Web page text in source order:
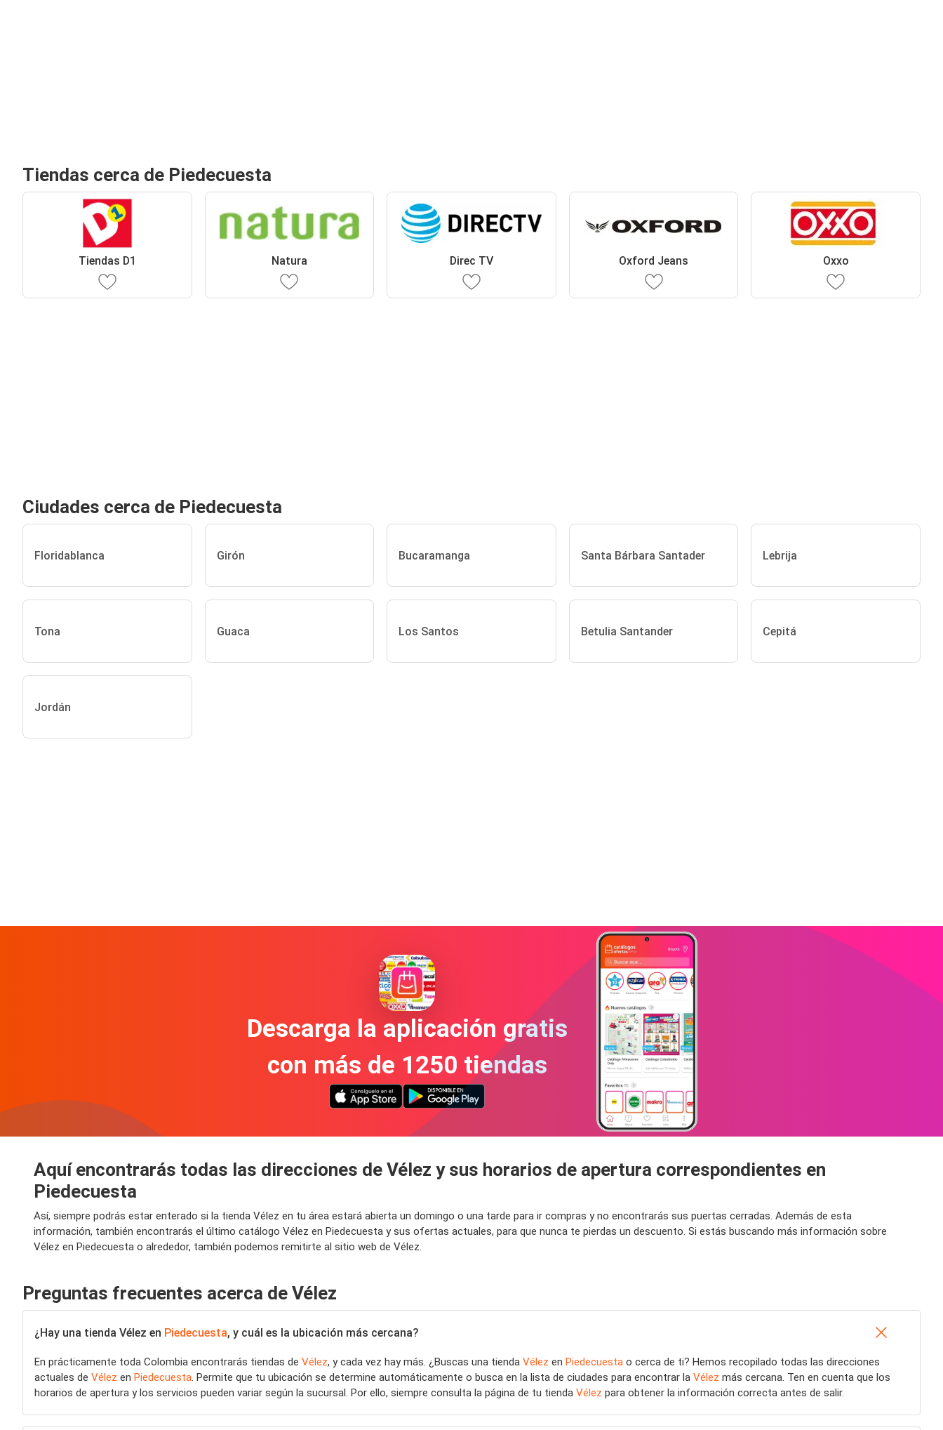
Tiendas cerca de Piedecuesta
Tiendas D1 Natura Direc TV Oxford Jeans Oxxo
Ciudades cerca de Piedecuesta
Floridablanca Girón Bucaramanga Santa Bárbara Santader Lebrija
Tona Guaca Los Santos Betulia Santander Cepitá
Jordán
Descarga la aplicación gratis
con más de 1250 tiendas
Aquí encontrarás todas las direcciones de Vélez y sus horarios de apertura correspondientes en
Piedecuesta
Así, siempre podrás estar enterado si la tienda Vélez en tu área estará abierta un domingo o una tarde para ir compras y no encontrarás sus puertas cerradas. Además de esta
información, también encontrarás el último catálogo Vélez en Piedecuesta y sus ofertas actuales, para que nunca te pierdas un descuento. Si estás buscando más información sobre
Vélez en Piedecuesta o alrededor, también podemos remitirte al sitio web de Vélez.
Preguntas frecuentes acerca de Vélez
¿Hay una tienda Vélez en Piedecuesta, y cuál es la ubicación más cercana?
En prácticamente toda Colombia encontrarás tiendas de Vélez, y cada vez hay más. ¿Buscas una tienda Vélez en Piedecuesta o cerca de ti? Hemos recopilado todas las direcciones
actuales de Vélez en Piedecuesta. Permite que tu ubicación se determine automáticamente o busca en la lista de ciudades para encontrar la Vélez más cercana. Ten en cuenta que los
horarios de apertura y los servicios pueden variar según la sucursal. Por ello, siempre consulta la página de tu tienda Vélez para obtener la información correcta antes de salir.